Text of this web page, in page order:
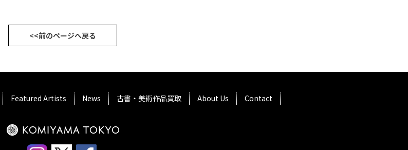
<<前のページへ戻る
Featured Artists News 古書・美術作品買取 About Us Contact